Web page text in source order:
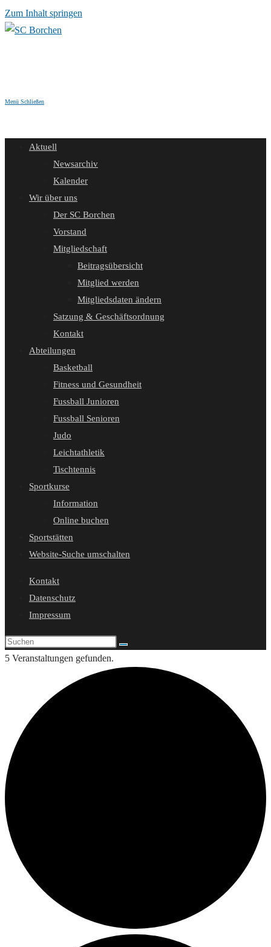
Zum Inhalt springen
Menü Schließen
Aktuell
Newsarchiv
Kalender
Wir über uns
Der SC Borchen
Vorstand
Mitgliedschaft
Beitragsübersicht
Mitglied werden
Mitgliedsdaten ändern
Satzung & Geschäftsordnung
Kontakt
Abteilungen
Basketball
Fitness und Gesundheit
Fussball Junioren
Fussball Senioren
Judo
Leichtathletik
Tischtennis
Sportkurse
Information
Online buchen
Sportstätten
Website-Suche umschalten
Kontakt
Datenschutz
Impressum
5 Veranstaltungen gefunden.